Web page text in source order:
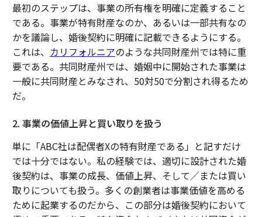
最初のステップは、事業の所有権を明確に定義すること
である。事業が特有財産なのか、あるいは一部共有なの
かを議論し、婚後契約に明確に記載できるようにする。
これは、 カリフォルニアのような共同財産州では特に重
要である。共同財産州では、婚姻中に開始された事業は
一般に共同財産とみなされ、50対50で分割され得るため
だ。
2. 事業の価値上昇と買い取りを扱う
単に「ABC社は配偶者Xの特有財産である」と記すだけ
では十分ではない。私の経験では、適切に設計された婚
後契約は、事業の成長、価値上昇、そして／または買い
取りについても扱う。多くの創業者は事業価値を高める
ために起業するのだから、この部分は婚後契約において